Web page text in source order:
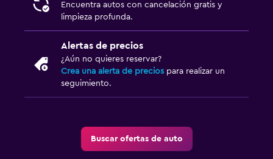
Encuentra autos con cancelación gratis y
limpieza profunda.
Alertas de precios
¿Aún no quieres reservar?
Crea una alerta de precios para realizar un
seguimiento.
Buscar ofertas de auto